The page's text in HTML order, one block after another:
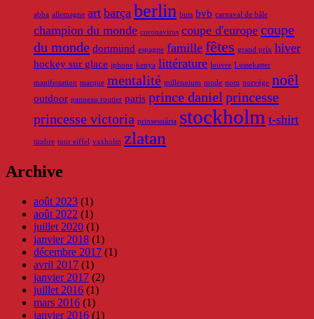
abba allemagne art barça berlin buts bvb carnaval de bâle
champion du monde coronavirus coupe d'europe coupe
du monde dortmund espagne famille fêtes grand prix hiver
hockey sur glace iphone kenya littérature louvre Lussekatter
manifestation marque mentalité millennium mode nom norvège noël
outdoor panneau routier paris prince daniel princesse
princesse victoria prinsesstårta stockholm t-shirt
timbre tour eiffel vaxholm zlatan
Archive
août 2023 (1)
août 2022 (1)
juillet 2020 (1)
janvier 2018 (1)
décembre 2017 (1)
avril 2017 (1)
janvier 2017 (2)
juillet 2016 (1)
mars 2016 (1)
janvier 2016 (1)